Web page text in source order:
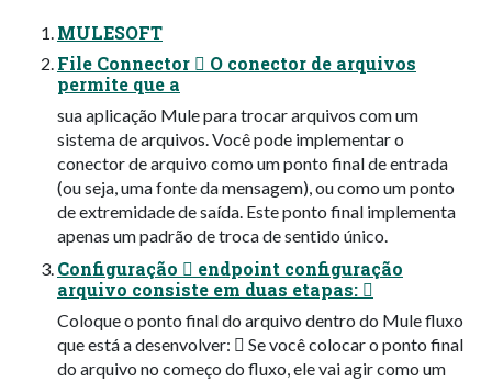
MULESOFT
File Connector  O conector de arquivos
permite que a
sua aplicação Mule para trocar arquivos com um
sistema de arquivos. Você pode implementar o
conector de arquivo como um ponto final de entrada
(ou seja, uma fonte da mensagem), ou como um ponto
de extremidade de saída. Este ponto final implementa
apenas um padrão de troca de sentido único.
Configuração  endpoint configuração
arquivo consiste em duas etapas: 
Coloque o ponto final do arquivo dentro do Mule fluxo
que está a desenvolver:  Se você colocar o ponto final
do arquivo no começo do fluxo, ele vai agir como um